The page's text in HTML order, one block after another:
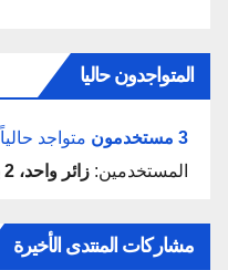
المتواجدون حاليا
3 مستخدمون
متواجد حالياً
المستخدمين: زائر واحد، 2 بوتات
مشاركات المنتدى الأخيرة